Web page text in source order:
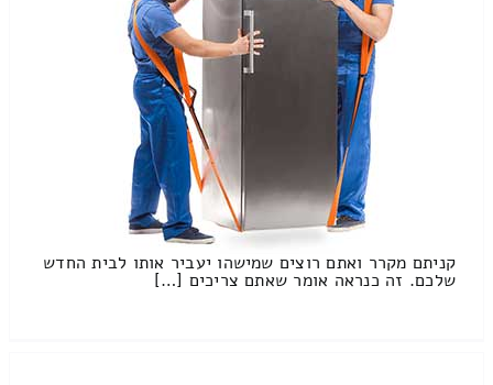
קניתם מקרר ואתם רוצים שמישהו יעביר אותו לבית החדש
שלכם. זה כנראה אומר שאתם צריכים […]